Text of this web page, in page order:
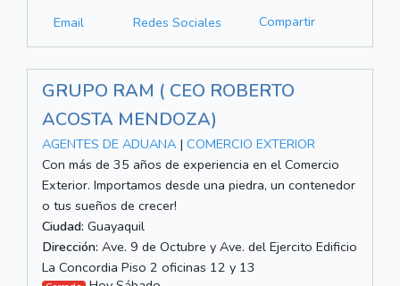
Email
Redes Sociales Compartir
GRUPO RAM ( CEO ROBERTO
ACOSTA MENDOZA)
AGENTES DE ADUANA | COMERCIO EXTERIOR
Con más de 35 años de experiencia en el Comercio
Exterior. Importamos desde una piedra, un contenedor
o tus sueños de crecer!
Ciudad: Guayaquil
Dirección: Ave. 9 de Octubre y Ave. del Ejercito Edificio
La Concordia Piso 2 oficinas 12 y 13